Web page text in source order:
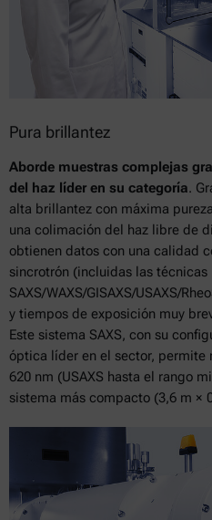
Pura brillantez
Aborde muestras complejas
del haz líder en su categoría.
alta brillantez con máxima
una colimación del haz libre de
obtienen datos con una calidad
sincrotrón (incluidas las técnicas
SAXS/WAXS/GISAXS/USAXS/
y tiempos de exposición muy
Este sistema SAXS, con su
óptica líder en el sector, permite
620 nm (USAXS hasta el rango
sistema más compacto (3,6 m ×